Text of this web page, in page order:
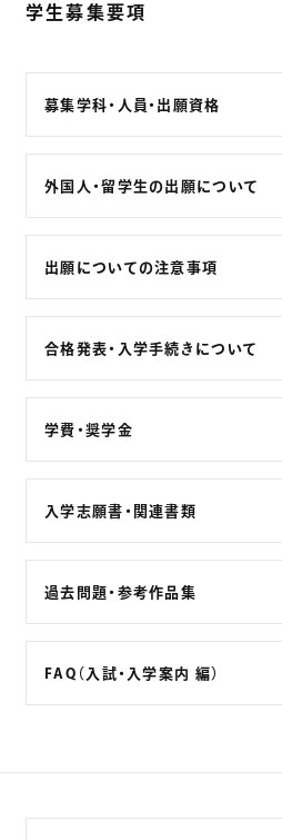
学生募集要項
募集学科・人員・出願資格
外国人・留学生の出願について
出願についての注意事項
合格発表・入学手続きについて
学費・奨学金
入学志願書・関連書類
過去問題・参考作品集
FAQ（入試・入学案内 編）